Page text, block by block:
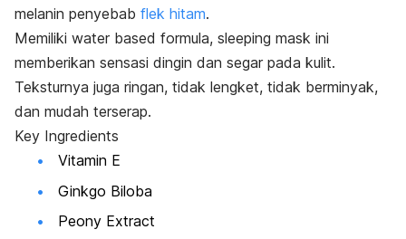
melanin penyebab flek hitam.
Memiliki water based formula, sleeping mask ini
memberikan sensasi dingin dan segar pada kulit.
Teksturnya juga ringan, tidak lengket, tidak berminyak,
dan mudah terserap.
Key Ingredients
Vitamin E
Ginkgo Biloba
Peony Extract